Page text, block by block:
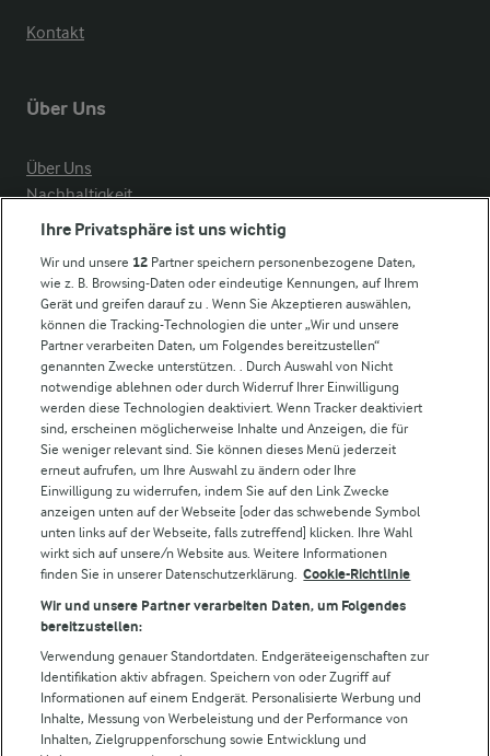
Kontakt
Über Uns
Über Uns
Nachhaltigkeit
Compliance
Arla in anderen Ländern
Weitere Arla Websites
Castello
Lurpak
Arla Pro
Für unsere Landwirt:innen
Folge uns!
Ihre Privatsphäre ist uns wichtig
Wir und unsere 12 Partner speichern personenbezogene Daten,
wie z. B. Browsing-Daten oder eindeutige Kennungen, auf Ihrem
Gerät und greifen darauf zu . Wenn Sie Akzeptieren auswählen,
können die Tracking-Technologien die unter „Wir und unsere
Partner verarbeiten Daten, um Folgendes bereitzustellen“
genannten Zwecke unterstützen. . Durch Auswahl von Nicht
notwendige ablehnen oder durch Widerruf Ihrer Einwilligung
werden diese Technologien deaktiviert. Wenn Tracker deaktiviert
sind, erscheinen möglicherweise Inhalte und Anzeigen, die für
Sie weniger relevant sind. Sie können dieses Menü jederzeit
erneut aufrufen, um Ihre Auswahl zu ändern oder Ihre
Einwilligung zu widerrufen, indem Sie auf den Link Zwecke
anzeigen unten auf der Webseite [oder das schwebende Symbol
unten links auf der Webseite, falls zutreffend] klicken. Ihre Wahl
wirkt sich auf unsere/n Website aus. Weitere Informationen
finden Sie in unserer Datenschutzerklärung. Cookie-Richtlinie
Wir und unsere Partner verarbeiten Daten, um Folgendes
bereitzustellen:
Verwendung genauer Standortdaten. Endgeräteeigenschaften zur
Identifikation aktiv abfragen. Speichern von oder Zugriff auf
Informationen auf einem Endgerät. Personalisierte Werbung und
Inhalte, Messung von Werbeleistung und der Performance von
Inhalten, Zielgruppenforschung sowie Entwicklung und